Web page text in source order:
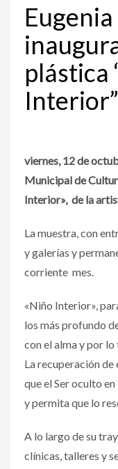
plástica
Interior”
viernes, 12 de
Municipal de
Interior», de la
La muestra, con
y galerías y
corriente mes.
«Niño Interior»,
los más profundo
con el alma y por
La recuperación de
que el Ser oculto
y permita que lo
A lo largo de su
clínicas, talleres y